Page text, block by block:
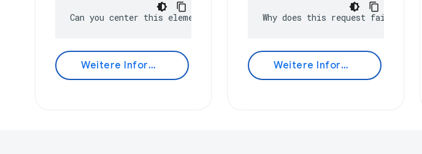
Can you center this element?
Weitere Informationen
Why does this request fail?
Weitere Informationen